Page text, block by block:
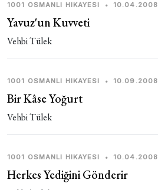
1001 OSMANLI HIKAYESI • 10.04.2008
Yavuz'un Kuvveti
Vehbi Tülek
1001 OSMANLI HIKAYESI • 10.09.2008
Bir Kâse Yoğurt
Vehbi Tülek
1001 OSMANLI HIKAYESI • 10.04.2008
Herkes Yediğini Gönderir